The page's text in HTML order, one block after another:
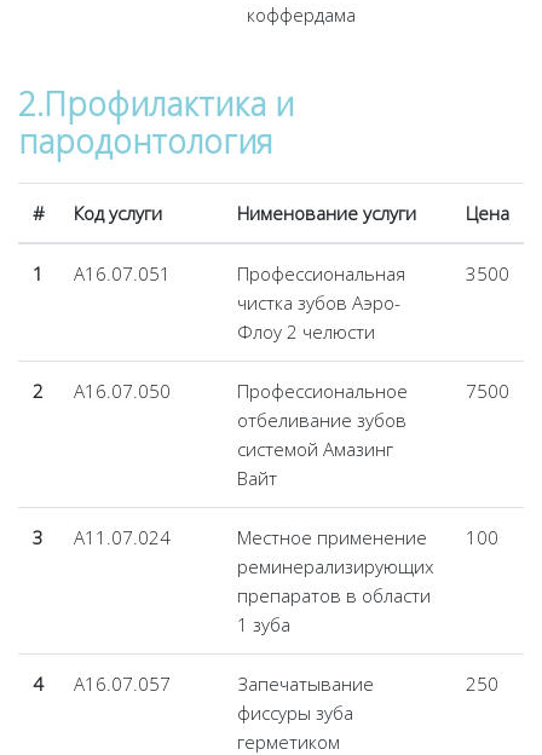
коффердама
2.Профилактика и
пародонтология
# Код услуги Нименование услуги Цена
1 А16.07.051
Профессиональная
чистка зубов Аэро-
Флоу 2 челюсти
3500
2 А16.07.050
Профессиональное
отбеливание зубов
системой Амазинг
Вайт
7500
3 А11.07.024
Местное применение
реминерализирующих
препаратов в области
1 зуба
100
4 А16.07.057
Запечатывание
фиссуры зуба
герметиком
250